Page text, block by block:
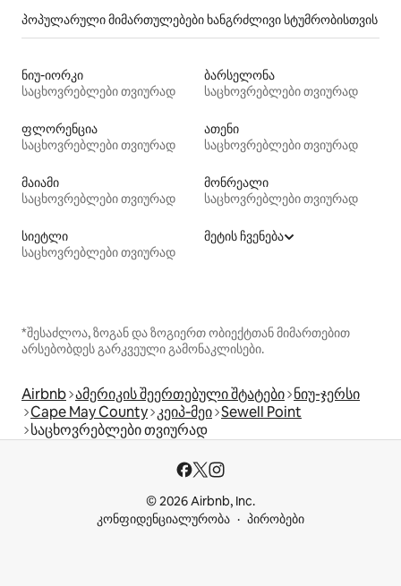
პოპულარული მიმართულებები ხანგრძლივი სტუმრობისთვის
ნიუ-იორკი
საცხოვრებლები თვიურად
ბარსელონა
საცხოვრებლები თვიურად
ფლორენცია
საცხოვრებლები თვიურად
ათენი
საცხოვრებლები თვიურად
მაიამი
საცხოვრებლები თვიურად
მონრეალი
საცხოვრებლები თვიურად
სიეტლი
საცხოვრებლები თვიურად
მეტის ჩვენება
*შესაძლოა, ზოგან და ზოგიერთ ობიექტთან მიმართებით
არსებობდეს გარკვეული გამონაკლისები.
Airbnb ამერიკის შეერთებული შტატები ნიუ-ჯერსი
Cape May County კეიპ‑მეი Sewell Point
საცხოვრებლები თვიურად
© 2026 Airbnb, Inc.
კონფიდენციალურობა
პირობები